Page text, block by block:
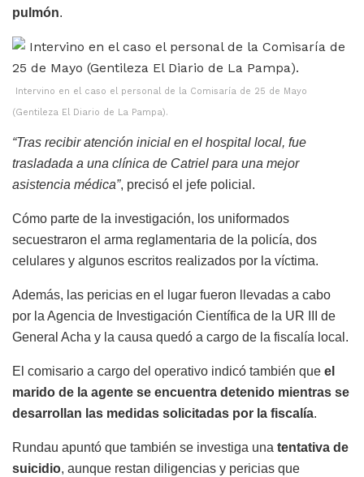
pulmón.
Intervino en el caso el personal de la Comisaría de 25 de Mayo
(Gentileza El Diario de La Pampa).
“Tras recibir atención inicial en el hospital local, fue
trasladada a una clínica de Catriel para una mejor
asistencia médica”, precisó el jefe policial.
Cómo parte de la investigación, los uniformados
secuestraron el arma reglamentaria de la policía, dos
celulares y algunos escritos realizados por la víctima.
Además, las pericias en el lugar fueron llevadas a cabo
por la Agencia de Investigación Científica de la UR III de
General Acha y la causa quedó a cargo de la fiscalía local.
El comisario a cargo del operativo indicó también que el
marido de la agente se encuentra detenido mientras se
desarrollan las medidas solicitadas por la fiscalía.
Rundau apuntó que también se investiga una tentativa de
suicidio, aunque restan diligencias y pericias que